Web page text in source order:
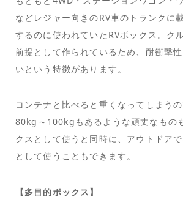
などレジャー向きのRV車のトランクに
するのに使われていたRVボックス。ク
前提として作られているため、耐衝撃
いという特徴があります。
コンテナと比べると重くなってしまう
80kg～100kgもあるような頑丈なもの
クスとして使うと同時に、アウトドア
として使うこともできます。
【多目的ボックス】